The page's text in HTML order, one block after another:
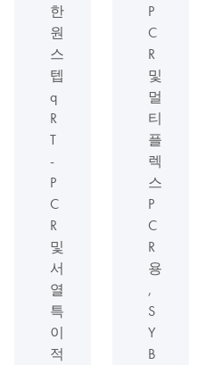
한
원
스
텝
q
R
T
-
P
C
R
및
서
열
특
이
적
P
C
R
및
멀
티
플
렉
스
P
C
R
용
,
S
Y
B